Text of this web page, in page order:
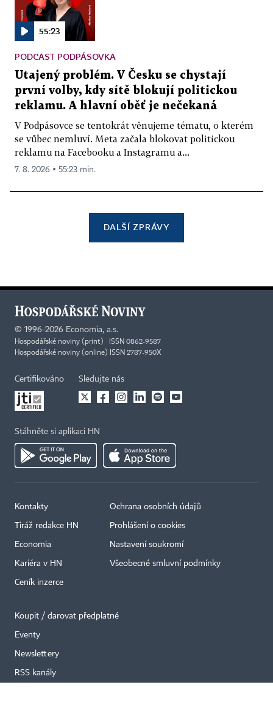
55:23
PODCAST PODPÁSOVKA
Utajený problém. V Česku se chystají
první volby, kdy sítě blokují politickou
reklamu. A hlavní oběť je nečekaná
V Podpásovce se tentokrát věnujeme tématu, o kterém
se vůbec nemluví. Meta začala blokovat politickou
reklamu na Facebooku a Instagramu a...
7. 8. 2026 ▪ 55:23 min.
DALŠÍ ZPRÁVY
© 1996-2026 Economia, a.s.
Hospodářské noviny (print) ISSN 0862-9587
Hospodářské noviny (online) ISSN 2787-950X
Certifikováno Sledujte nás
Stáhněte si aplikaci HN
Kontakty
Tiráž redakce HN
Economia
Kariéra v HN
Ceník inzerce
Ochrana osobních údajů
Prohlášení o cookies
Nastavení soukromí
Všeobecné smluvní podmínky
Koupit / darovat předplatné
Eventy
Newslettery
RSS kanály